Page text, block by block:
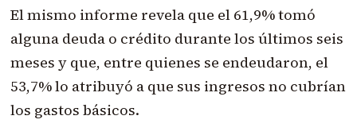
El mismo informe revela que el 61,9% tomó
alguna deuda o crédito durante los últimos seis
meses y que, entre quienes se endeudaron, el
53,7% lo atribuyó a que sus ingresos no cubrían
los gastos básicos.